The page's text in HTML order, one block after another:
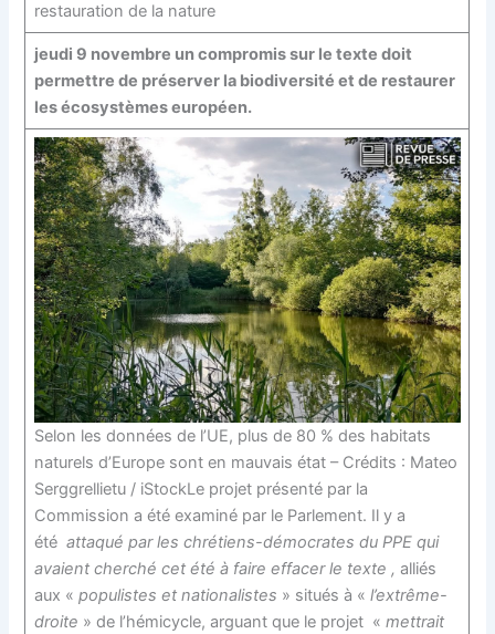
restauration de la nature
jeudi 9 novembre un compromis sur le texte doit
permettre de préserver la biodiversité et de restaurer
les écosystèmes européen.
Selon les données de l’UE, plus de 80 % des habitats
naturels d’Europe sont en mauvais état – Crédits : Mateo
Serggrellietu / iStockLe projet présenté par la
Commission a été examiné par le Parlement. Il y a
été attaqué par les chrétiens-démocrates du PPE qui
avaient cherché cet été à faire effacer le texte , alliés
aux « populistes et nationalistes » situés à « l’extrême-
droite » de l’hémicycle, arguant que le projet « mettrait